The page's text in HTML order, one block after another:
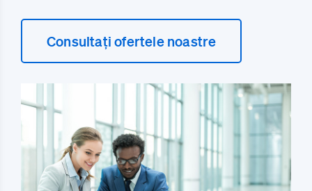
Consultați ofertele noastre